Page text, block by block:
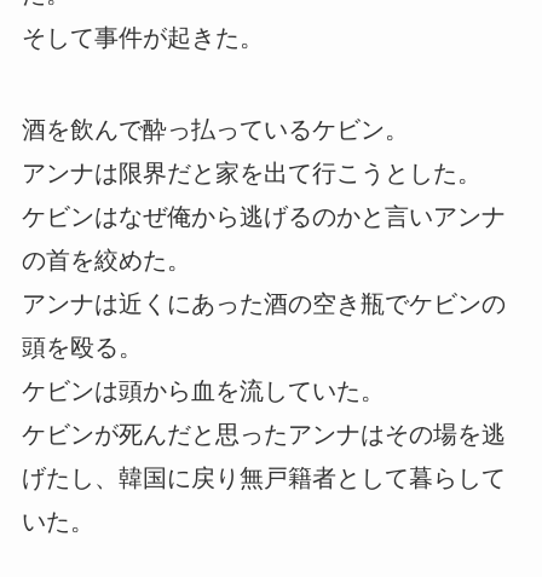
そして事件が起きた。
酒を飲んで酔っ払っているケビン。
アンナは限界だと家を出て行こうとした。
ケビンはなぜ俺から逃げるのかと言いアンナ
の首を絞めた。
アンナは近くにあった酒の空き瓶でケビンの
頭を殴る。
ケビンは頭から血を流していた。
ケビンが死んだと思ったアンナはその場を逃
げたし、韓国に戻り無戸籍者として暮らして
いた。